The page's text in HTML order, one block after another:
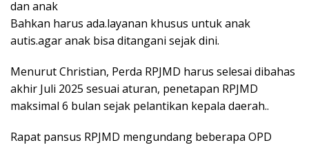
dan anak
Bahkan harus ada.layanan khusus untuk anak
autis.agar anak bisa ditangani sejak dini.
Menurut Christian, Perda RPJMD harus selesai dibahas
akhir Juli 2025 sesuai aturan, penetapan RPJMD
maksimal 6 bulan sejak pelantikan kepala daerah..
Rapat pansus RPJMD mengundang beberapa OPD